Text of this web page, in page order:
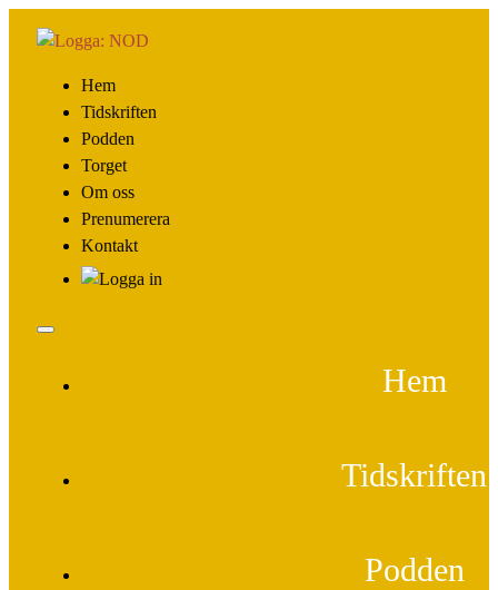
Hem
Tidskriften
Podden
Torget
Om oss
Prenumerera
Kontakt
Hem
Tidskriften
Podden